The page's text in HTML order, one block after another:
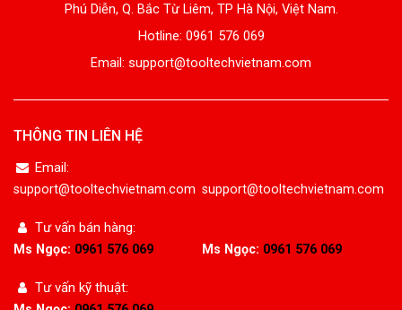
Phú Diễn, Q. Bắc Từ Liêm, TP Hà Nội, Việt Nam.
Hotline: 0961 576 069
Email: support@tooltechvietnam.com
THÔNG TIN LIÊN HỆ
Email:
support@tooltechvietnam.com support@tooltechvietnam.com
Tư vấn bán hàng:
Ms Ngọc: 0961 576 069 Ms Ngọc: 0961 576 069
Tư vấn kỹ thuật: